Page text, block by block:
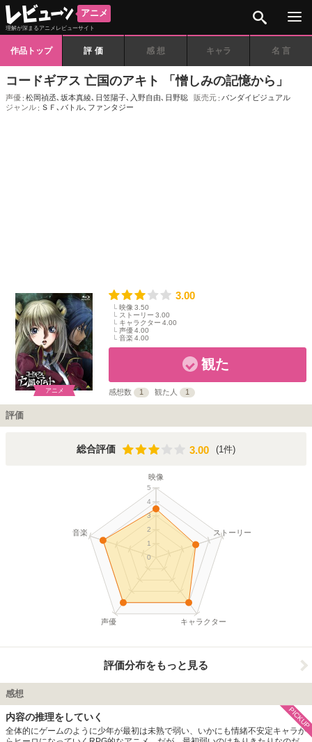
アニメ
理解が深まるアニメレビューサイト
作品トップ 評価 感想 キャラ 名言
コードギアス 亡国のアキト 「憎しみの記憶から」
声優 松岡禎丞､ 坂本真綾､ 日笠陽子､ 入野自由､ 日野聡 販売元
バンダイビジュアル
ジャンル
ＳＦ ､ バトル､ ファンタジー
アニメ
3.00
映像 3.50
ストーリー 3.00
キャラクター 4.00
声優4.00
音楽4.00
観た
感想数 1 観た人 1
評価
総合評価 3.00
3.00 (1件)
映像
ストーリー
キャラクター
声優
音楽
0
1
2
3
4
5
評価分布をもっと見る
感想
内容の推理をしていく
全体的にゲームのように少年が最初は未熟で弱い、いかにも情緒不安定キャラか
PICKUP